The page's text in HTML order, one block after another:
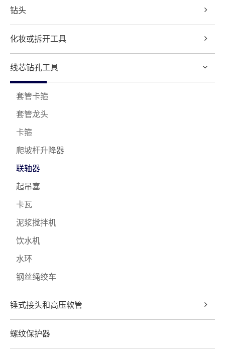
钻头
化妆或拆开工具
线芯钻孔工具
套管卡箍
套管龙头
卡箍
爬坡杆升降器
联轴器
起吊塞
卡瓦
泥浆搅拌机
饮水机
水环
钢丝绳绞车
锤式接头和高压软管
螺纹保护器